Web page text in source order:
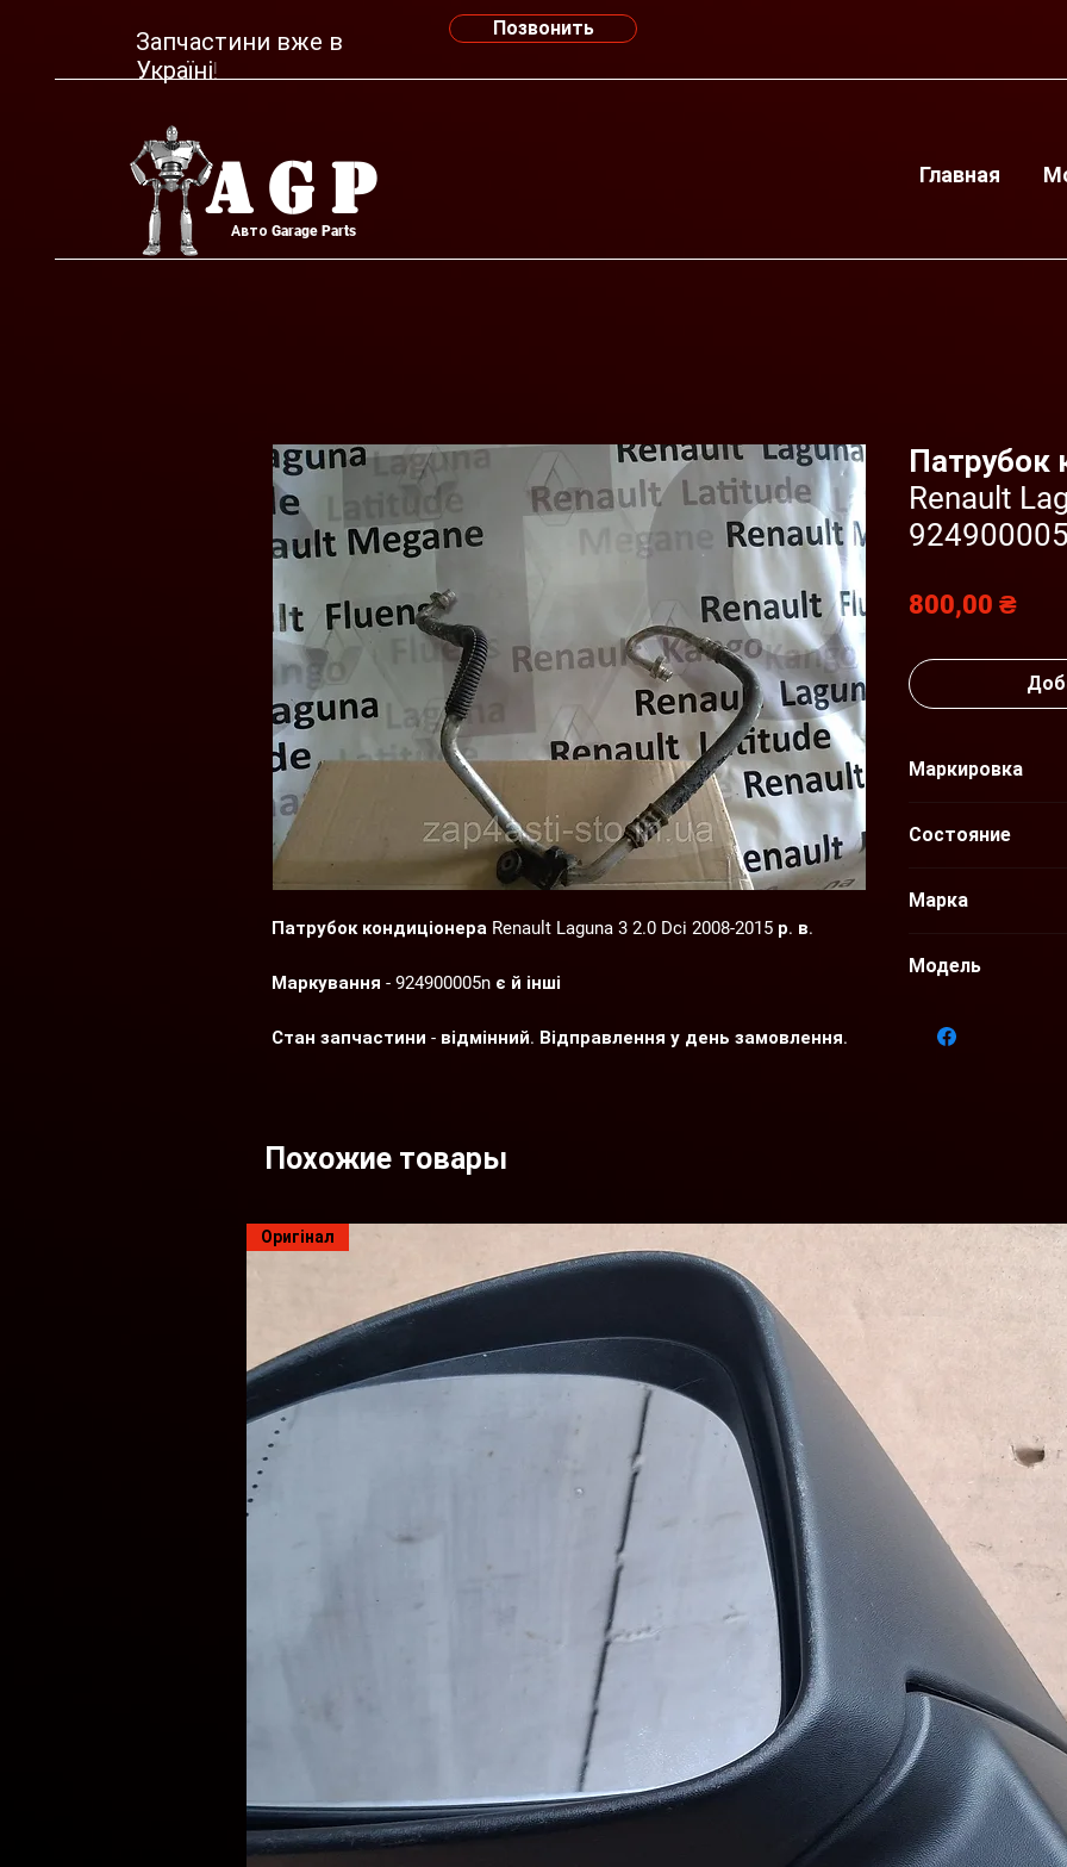
Запчастини вже в
Україні!
Позвонить
AGP
Авто Garage Parts
Главная
Патрубок кондиціонера Renault Laguna 3 2.0 Dci 2008-2015 р. в.
Маркування - 924900005n є й інші
Стан запчастини - відмінний. Відправлення у день замовлення.
Всі запчастини в наявності з розбирання автомобілів Renault
Megane 3 та Renault Laguna 3 2007-2015 р. в.
Автомобілі пригнані з Європи (без пробігу на території України).
Можлива заміна запчастин на нашому СТО.
Ціни та наявність уточнюйте по телефону - 098-813-24-74.
Наш сайт - https://zap4asti-sto.prom.ua/
Патрубок
Renault
800,00 ₴Цена
Маркировка
Состояние
Марка
Модель
Похожие товары
Оригінал